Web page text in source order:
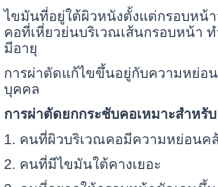
ไขมันที่อยู่ใต้ผิวหนังตั้งแต่กรอบหน้
คอที่เหี่ยวย่นบริเวณเส้นกรอบหน้า
มีอายุ
การผ่าตัดแก้ไขขึ้นอยู่กับความหย่อ
บุคคล
การผ่าตัดยกกระชับคอเหมาะสำหรับ
1. คนที่ผิวบริเวณคอมีความหย่อนค
2. คนที่มีไขมันใต้คางเยอะ